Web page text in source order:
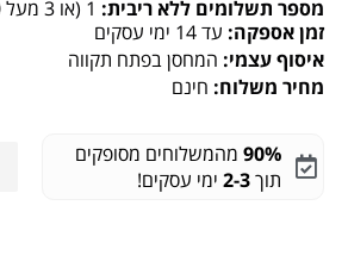
מספר תשלומים ללא ריבית: 1 (או 3 מעל 1,000 ₪)
זמן אספקה: עד 14 ימי עסקים
איסוף עצמי: המחסן בפתח תקווה
מחיר משלוח: חינם
90% מהמשלוחים מסופקים
תוך2-3 ימי עסקים!